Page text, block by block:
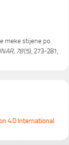
meke stijene po
78(5), 273-281,
4.0 International